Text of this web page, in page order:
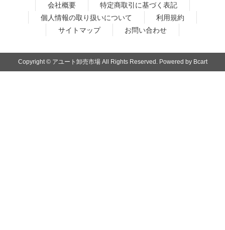
会社概要
特定商取引に基づく表記
個人情報の取り扱いについて
利用規約
サイトマップ
お問い合わせ
Copyright © アユート卸売市場 All Rights Reserved. Powered by Bcart